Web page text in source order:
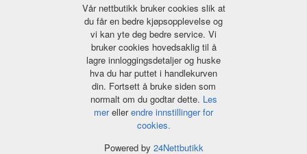
Vår nettbutikk bruker cookies slik at
du får en bedre kjøpsopplevelse og
vi kan yte deg bedre service. Vi
bruker cookies hovedsaklig til å
lagre innloggingsdetaljer og huske
hva du har puttet i handlekurven
din. Fortsett å bruke siden som
normalt om du godtar dette. Les
merellerendre innstillinger for
cookies.
Powered by 24Nettbutikk